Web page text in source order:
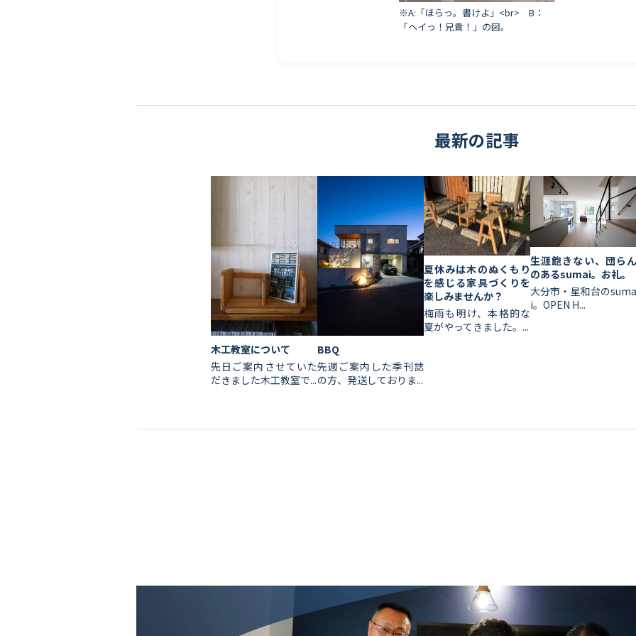
※A:「ほらっ。書けよ」<br> B：
「ヘイっ！兄貴！」の図。
最新の記事
木工教室について
先日ご案内させていた
だきました木工教室で...
BBQ
先週ご案内した季刊誌
の方、発送しておりま...
夏休みは木のぬくもり
を感じる家具づくりを
楽しみませんか？
梅雨も明け、本格的な
夏がやってきました。...
生涯飽きない、団らん
のあるsumai。お礼。
大分市・星和台のsuma
i。OPEN H...